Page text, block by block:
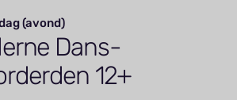
(avond)
Dans-
12+